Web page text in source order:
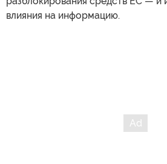
влияния на информацию.